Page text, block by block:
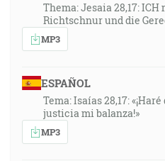
Thema: Jesaia 28,17:
Richtschnur und die
MP3
ESPAÑOL
Tema: Isaías 28,17:
justicia mi balanza!»
MP3